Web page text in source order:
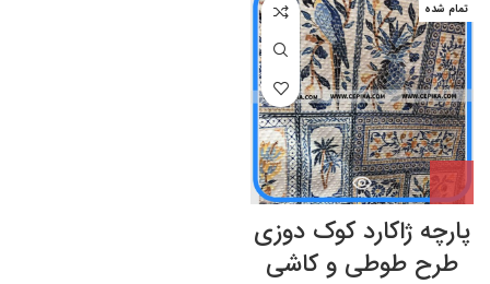
تمام شده
پارچه ژاکارد کوک دوزی
طرح طوطی و کاشی